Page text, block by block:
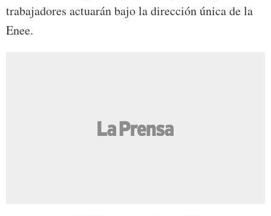
trabajadores actuarán bajo la dirección única de la
Enee.